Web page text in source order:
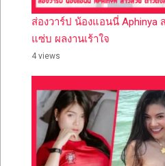
ส่องวาร์ป น้องแอนนี่ Aphinya
แซ่บ ผลงานเร้าใจ
4 views